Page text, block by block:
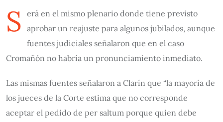
S erá en el mismo plenario donde tiene previsto
aprobar un reajuste para algunos jubilados, aunque
fuentes judiciales señalaron que en el caso
Cromañón no habría un pronunciamiento inmediato.
Las mismas fuentes señalaron a Clarín que “la mayoría de
los jueces de la Corte estima que no corresponde
aceptar el pedido de per saltum porque quien debe